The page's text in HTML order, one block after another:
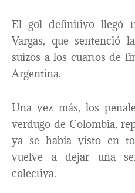
El gol definitivo llegó
Vargas, que sentenció
suizos a los cuartos de
Argentina.
Una vez más, los
verdugo de Colombia,
ya se había visto en
vuelve a dejar una
colectiva.